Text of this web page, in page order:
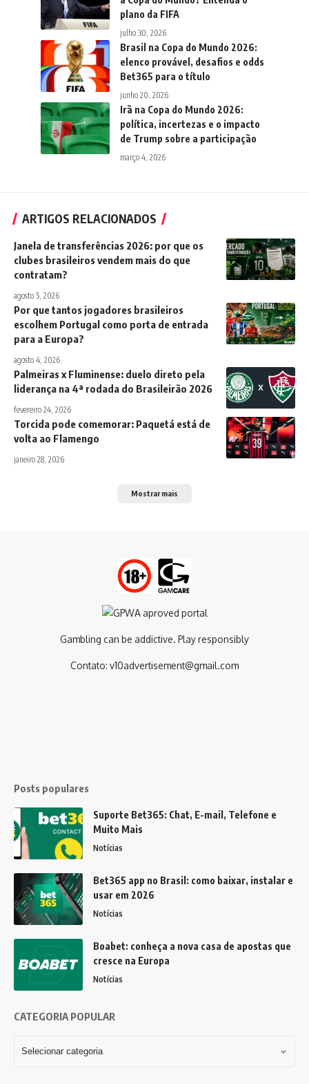
plano da FIFA
julho 30, 2026
Brasil na Copa do Mundo 2026:
elenco provável, desafios e odds
Bet365 para o título
junho 20, 2026
Irã na Copa do Mundo 2026:
política, incertezas e o impacto
de Trump sobre a participação
março 4, 2026
ARTIGOS RELACIONADOS
Janela de transferências 2026: por que os
clubes brasileiros vendem mais do que
contratam?
agosto 5, 2026
Por que tantos jogadores brasileiros
escolhem Portugal como porta de entrada
para a Europa?
agosto 4, 2026
Palmeiras x Fluminense: duelo direto pela
liderança na 4ª rodada do Brasileirão 2026
fevereiro 24, 2026
Torcida pode comemorar: Paquetá está de
volta ao Flamengo
janeiro 28, 2026
Mostrar mais
Gambling can be addictive. Play responsibly
Contato: v10advertisement@gmail.com
Posts populares
Suporte Bet365: Chat, E-mail, Telefone e
Muito Mais
Notícias
Bet365 app no Brasil: como baixar, instalar e
usar em 2026
Notícias
Boabet: conheça a nova casa de apostas que
cresce na Europa
Notícias
CATEGORIA POPULAR